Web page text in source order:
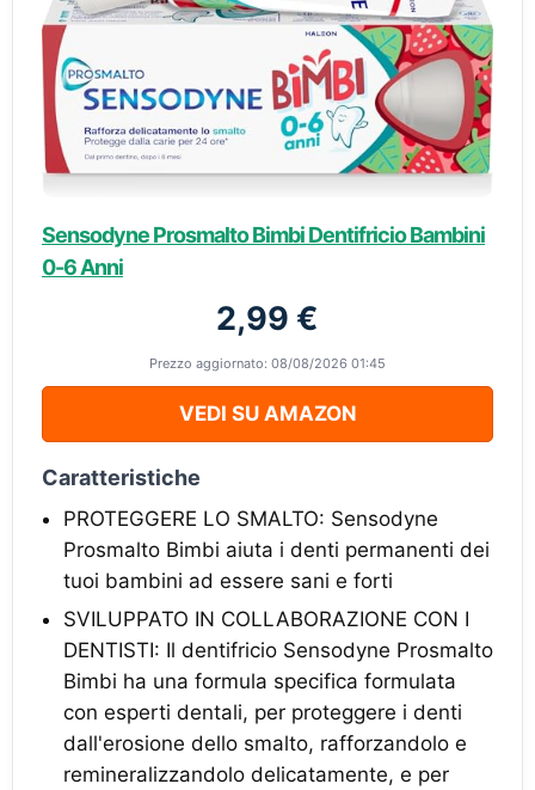
Sensodyne Prosmalto Bimbi Dentifricio Bambini
0-6 Anni
2,99 €
Prezzo aggiornato: 08/08/2026 01:45
VEDI SU AMAZON
Caratteristiche
PROTEGGERE LO SMALTO: Sensodyne
Prosmalto Bimbi aiuta i denti permanenti dei
tuoi bambini ad essere sani e forti
SVILUPPATO IN COLLABORAZIONE CON I
DENTISTI: Il dentifricio Sensodyne Prosmalto
Bimbi ha una formula specifica formulata
con esperti dentali, per proteggere i denti
dall'erosione dello smalto, rafforzandolo e
remineralizzandolo delicatamente, e per